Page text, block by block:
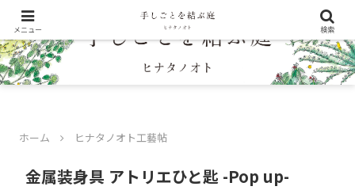
ホーム ヒナタノオト工藝帖
金属装身具 アトリエひと匙 -Pop up-
メニュー 検索